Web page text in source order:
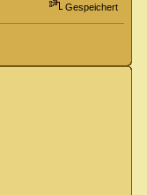
Gespeichert